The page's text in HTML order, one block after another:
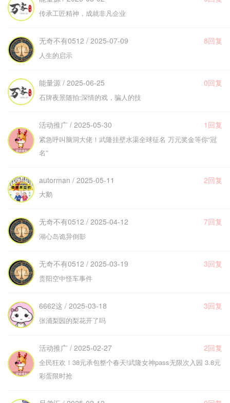
传承工匠精神，成就非凡企业
无奇不有0512 / 2025-07-09 8回复
人生的启示
能量源 / 2025-06-25 0回复
石牌夜景随拍:深情的戏，骗人的技
活动推广 / 2025-05-30 1回复
紧急呼叫脑洞大佬！武隆挂壁水渠全球征名 万元奖金等你“冠
名”
autorman / 2025-05-11 2回复
大鹅
无奇不有0512 / 2025-04-12 7回复
湖心岛诡异倒影
无奇不有0512 / 2025-03-19 3回复
贵阳空中怪车事件
6662这 / 2025-03-18 3回复
张浦梨园的梨花开了吗
活动推广 / 2025-02-27 2回复
全民狂欢！38元承包整个春天!武隆女神pass无限次入园 3.8元
彩蛋限时抢